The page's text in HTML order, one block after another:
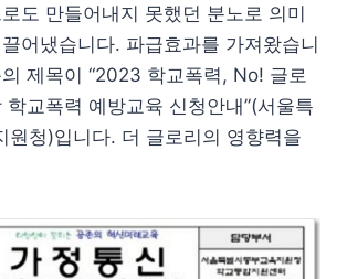
도 만들어내지 못했던 분노로 의미
어냈습니다. 파급효과를 가져왔습니
제목이 “2023 학교폭력, No! 글로
학교폭력 예방교육 신청안내”(서울특
원청)입니다. 더 글로리의 영향력을